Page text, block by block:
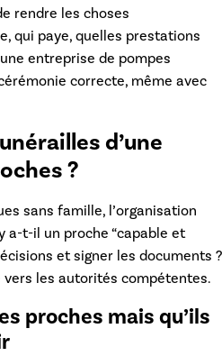
rendre les choses
qui paye, quelles prestations
entreprise de pompes
correcte, même avec
d’une
?
sans famille, l’organisation
a-t-il un proche “capable et
et signer les documents ?
vers les autorités compétentes.
proches mais qu’ils